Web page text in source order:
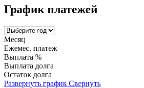
График платежей
Месяц
Ежемес. платеж
Выплата %
Выплата долга
Остаток долга
Развернуть график Свернуть